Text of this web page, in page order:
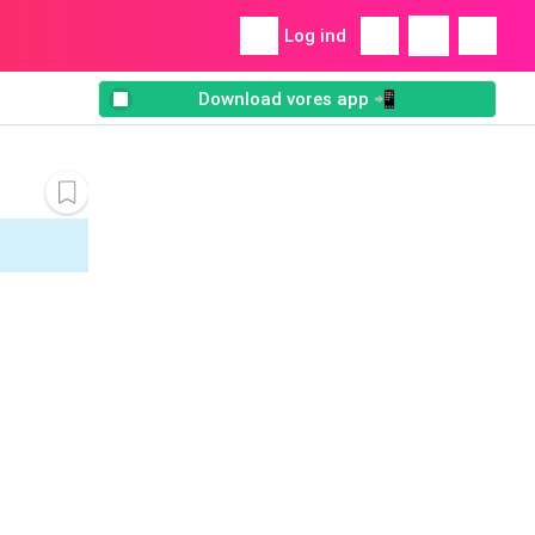
Log ind
Download vores app 📲